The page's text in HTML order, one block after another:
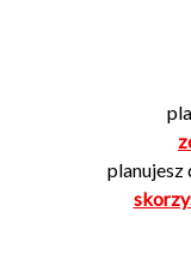
planujesz